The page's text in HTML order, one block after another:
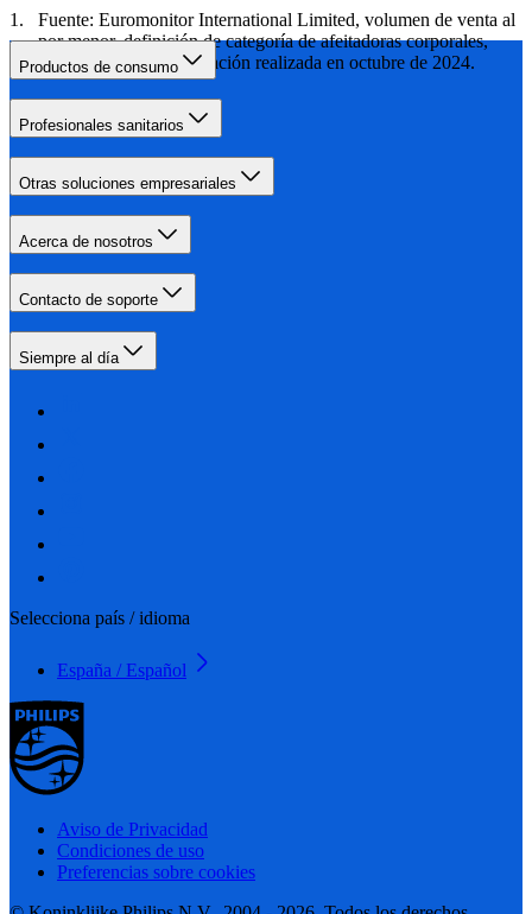
Fuente: Euromonitor International Limited, volumen de venta al
por menor, definición de categoría de afeitadoras corporales,
datos de 2024, investigación realizada en octubre de 2024.
Productos de consumo
Profesionales sanitarios
Otras soluciones empresariales
Acerca de nosotros
Contacto de soporte
Siempre al día
Selecciona país / idioma
España / Español
Aviso de Privacidad
Condiciones de uso
Preferencias sobre cookies